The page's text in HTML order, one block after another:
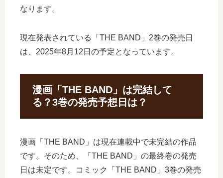
なります。
現在発表されている「THE BAND」2巻の発売日
は、2025年8月12日の予定となっています。
漫画「THE BAND」は完結して
る？3巻の発売予想日は？
漫画「THE BAND」は現在連載中で未完結の作品
です。そのため、「THE BAND」の最終巻の発売
日は未定です。コミック「THE BAND」3巻の発売